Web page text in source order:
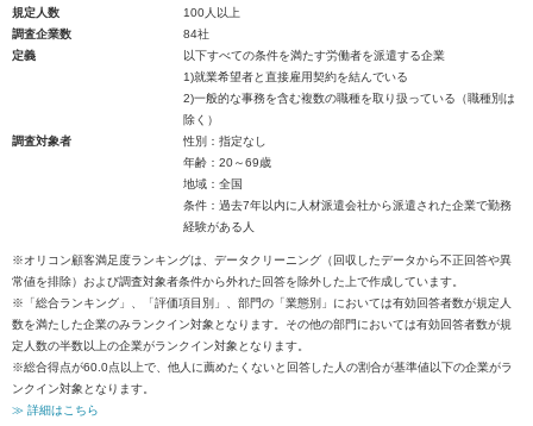
規定人数
100人以上
調査企業数
84社
定義
以下すべての条件を満たす労働者を派遣する企業
1)就業希望者と直接雇用契約を結んでいる
2)一般的な事務を含む複数の職種を取り扱っている（職種別は
除く）
調査対象者
性別：指定なし
年齢：20～69歳
地域：全国
条件：過去7年以内に人材派遣会社から派遣された企業で勤務
経験がある人
※オリコン顧客満足度ランキングは、データクリーニング（回収したデータから不正回答や異
常値を排除）および調査対象者条件から外れた回答を除外した上で作成しています。
※「総合ランキング」、「評価項目別」、部門の「業態別」においては有効回答者数が規定人
数を満たした企業のみランクイン対象となります。その他の部門においては有効回答者数が規
定人数の半数以上の企業がランクイン対象となります。
※総合得点が60.0点以上で、他人に薦めたくないと回答した人の割合が基準値以下の企業がラ
ンクイン対象となります。
≫ 詳細はこちら